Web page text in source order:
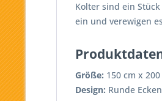
Kolter sind ein
ein und verewigen
Größe: 150 cm x
Design: Runde